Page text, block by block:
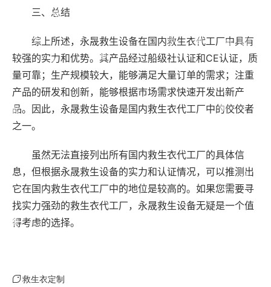
三、总结
综上所述，永晟救生设备在国内救生衣代工厂中具有
较强的实力和优势。其产品经过船级社认证和CE认证，质
量可靠；生产规模较大，能够满足大量订单的需求；注重
产品的研发和创新，能够根据市场需求快速开发出新产
品。因此，永晟救生设备是国内救生衣代工厂中的佼佼者
之一。
虽然无法直接列出所有国内救生衣代工厂的具体信
息，但根据永晟救生设备的实力和认证情况，可以推测出
它在国内救生衣代工厂中的地位是较高的。如果您需要寻
找实力强劲的救生衣代工厂，永晟救生设备无疑是一个值
得考虑的选择。
救生衣定制